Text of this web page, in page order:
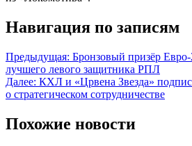
Навигация по записям
Предыдущая: Бронзовый призёр
лучшего левого защитника РПЛ
Далее: КХЛ и «Црвена Звезда»
о стратегическом сотрудничестве
Похожие новости